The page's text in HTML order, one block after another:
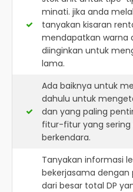
minati. jika anda
tanyakan kisaran
mendapatkan warna
diinginkan untuk
lama.
Ada baiknya untuk
dahulu untuk
dan yang paling
fitur-fitur yang sering
berkendara.
Tanyakan informasi
bekerjasama
dari besar total DP